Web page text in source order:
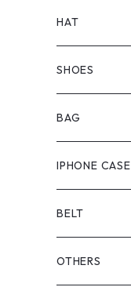
BOTTOMS
OUTER
TOPS
BOTTOMS
ONEPIECE
OUTER
HAT
SHOES
ブーツ
スニーカー
サンダル
BAG
IPHONE CASE
BELT
OTHERS